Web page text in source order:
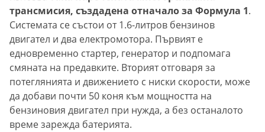
трансмисия, създадена отначало за Формула 1.
Системата се състои от 1.6-литров бензинов
двигател и два електромотора. Първият е
едновременно стартер, генератор и подпомага
смяната на предавките. Вторият отговаря за
потеглянията и движението с ниски скорости, може
да добави почти 50 коня към мощността на
бензиновия двигател при нужда, а без останалото
време зарежда батерията.